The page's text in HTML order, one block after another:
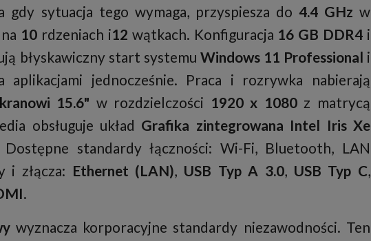
gdy sytuacja tego wymaga, przyspiesza do 4.4 GHz w
10 rdzeniach i12 wątkach. Konfiguracja 16 GB DDR4 i
błyskawiczny start systemu Windows 11 Professional i
jednocześnie. Praca i rozrywka nabierają
15.6" w rozdzielczości 1920 x 1080z matrycą
obsługuje układ Grafika zintegrowana Intel Iris Xe
Dostępne standardy łączności: Wi-Fi, Bluetooth, LAN
i złącza: Ethernet (LAN), USB Typ A 3.0, USB Typ C,
.
wyznacza korporacyjne standardy niezawodności. Ten